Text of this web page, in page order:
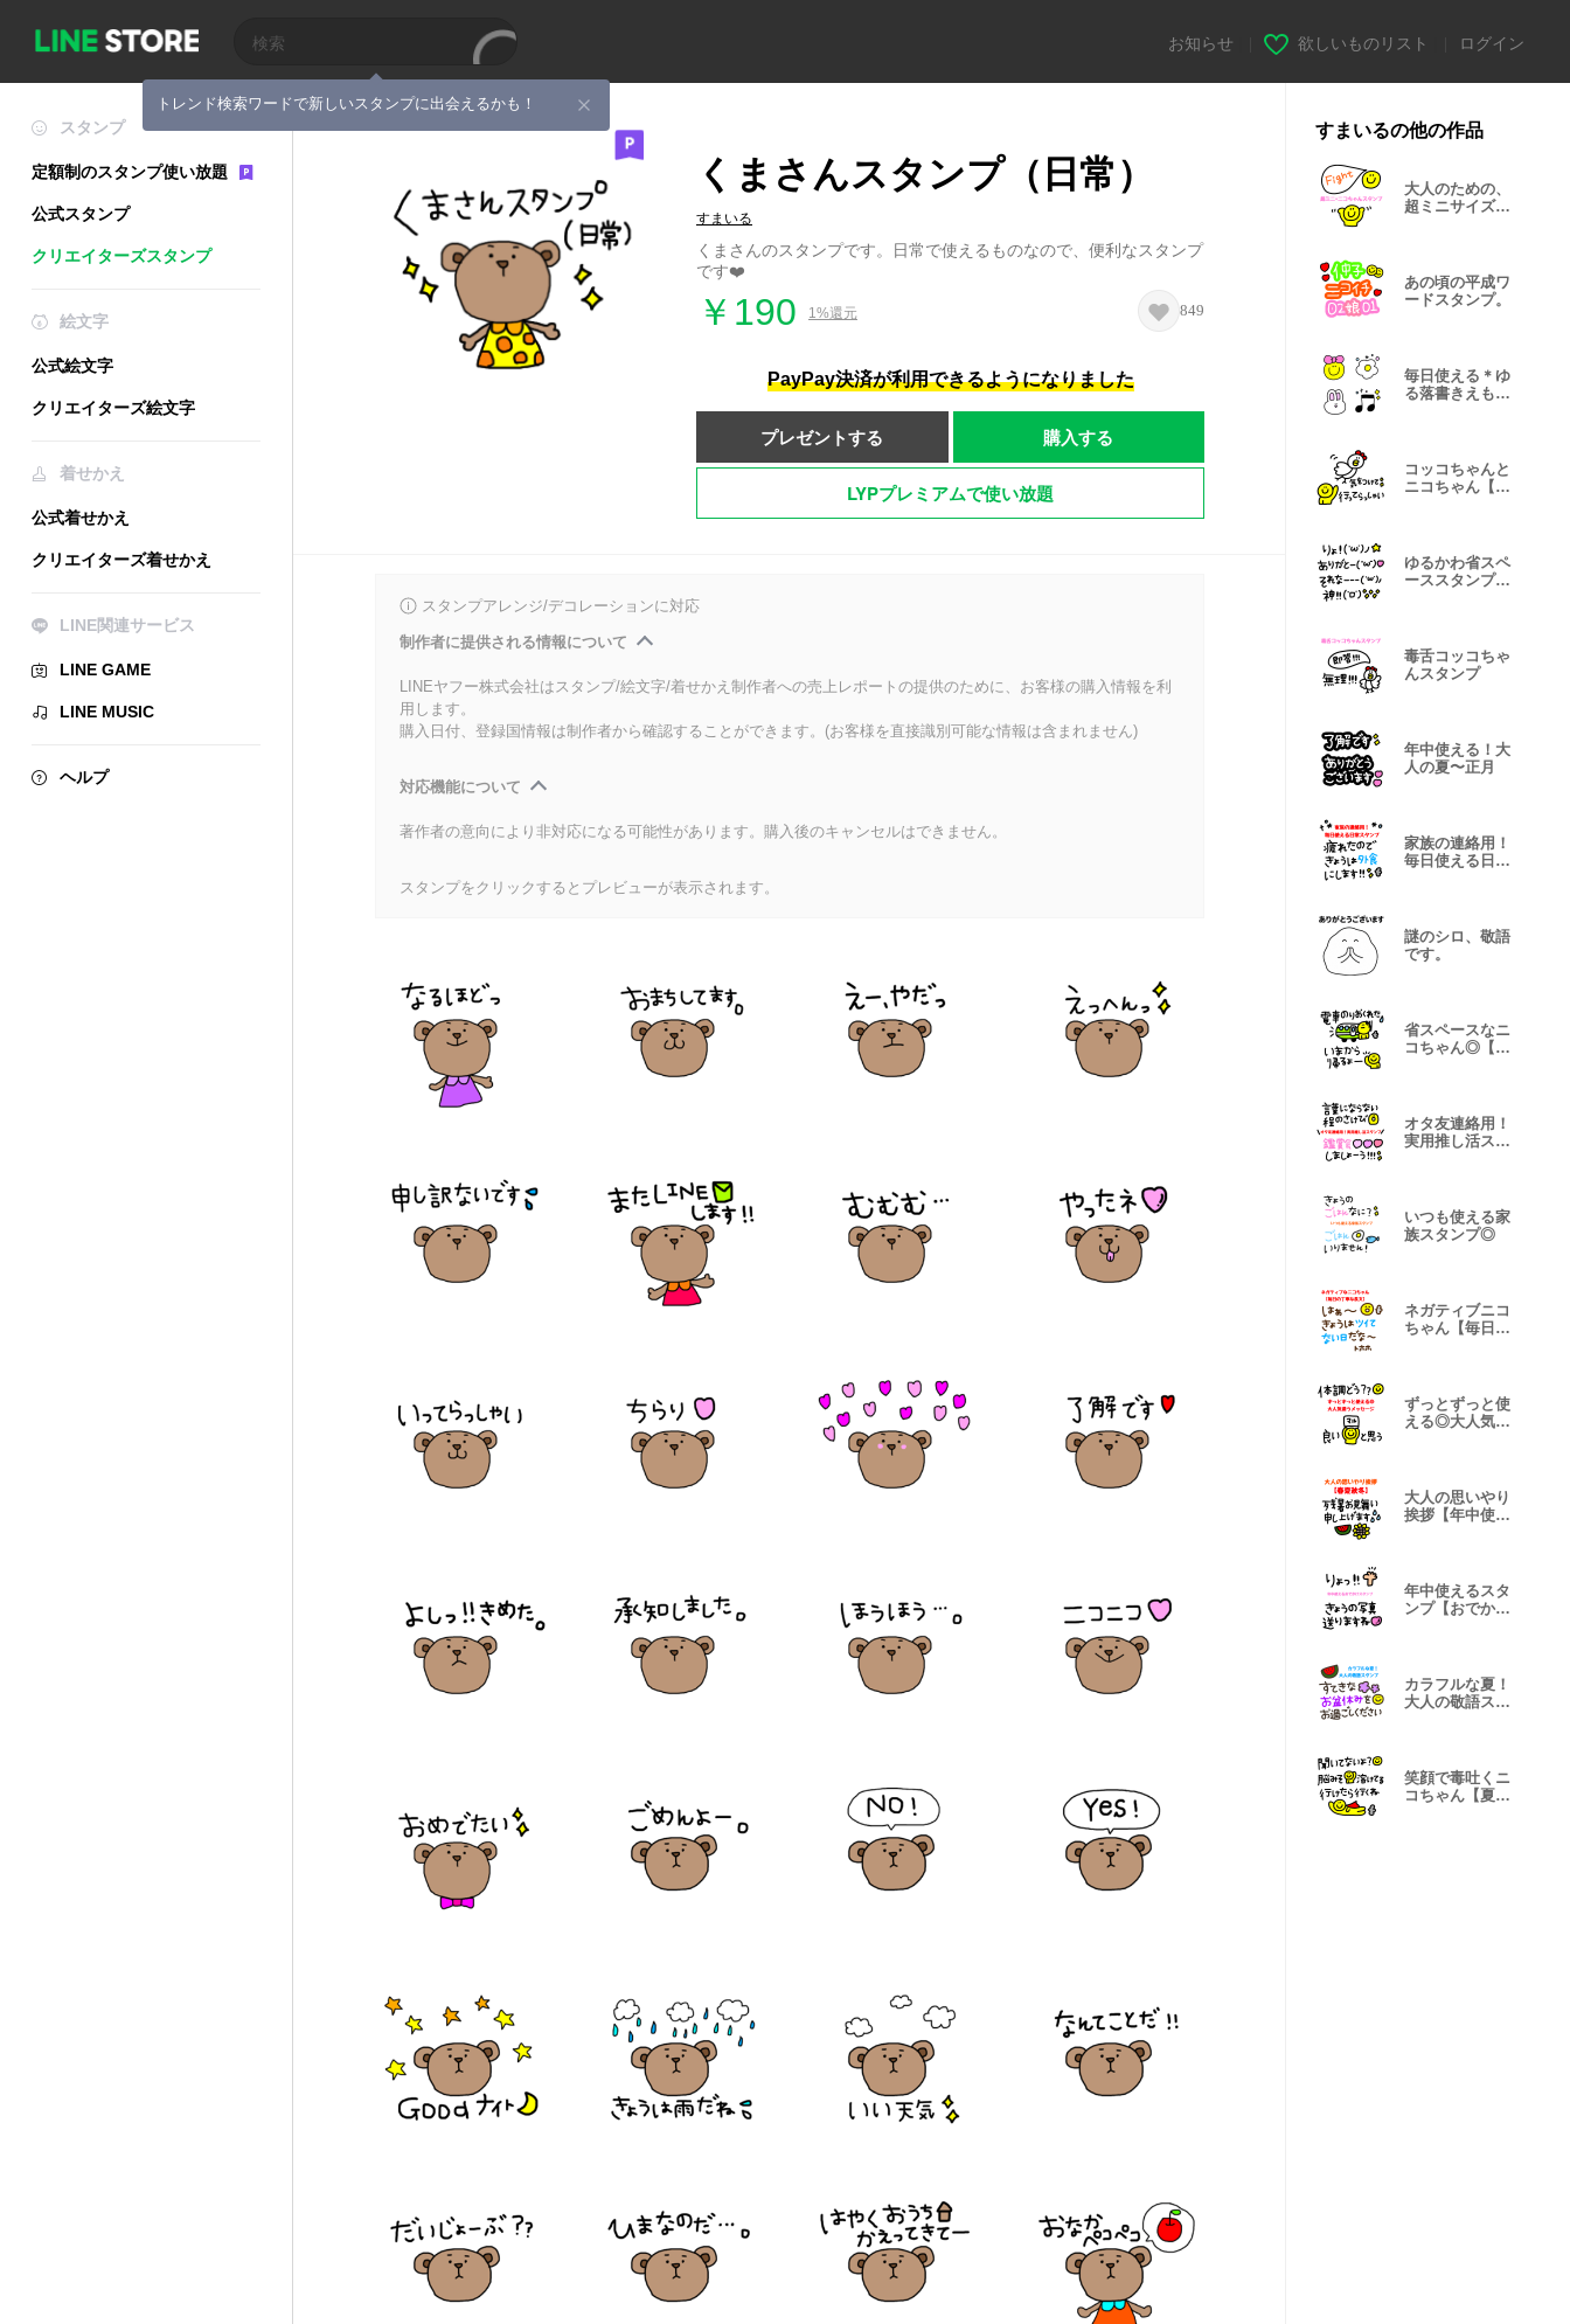
トレンド検索ワードで新しいスタンプに出会えるかも！
お知らせ 欲しいものリスト ログイン
スタンプ
定額制のスタンプ使い放題
公式スタンプ
クリエイターズスタンプ
絵文字
公式絵文字
クリエイターズ絵文字
着せかえ
公式着せかえ
クリエイターズ着せかえ
LINE関連サービス
LINE GAME
LINE MUSIC
ヘルプ
くまさんスタンプ（日常）
すまいる
くまさんのスタンプです。日常で使えるものなので、便利なスタンプ
です❤️
￥190 1%還元 849
PayPay決済が利用できるようになりました
プレゼントする 購入する
LYPプレミアムで使い放題
スタンプアレンジ/デコレーションに対応
制作者に提供される情報について
LINEヤフー株式会社はスタンプ/絵文字/着せかえ制作者への売上レポートの提供のために、お客様の購入情報を利
用します。
購入日付、登録国情報は制作者から確認することができます。(お客様を直接識別可能な情報は含まれません)
対応機能について
著作者の意向により非対応になる可能性があります。購入後のキャンセルはできません。
スタンプをクリックするとプレビューが表示されます。
すまいるの他の作品
大人のための、
超ミニサイズニ
あの頃の平成ワ
ードスタンプ。
毎日使える＊ゆ
る落書きえも
コッコちゃんと
ニコちゃん【日
ゆるかわ省スペ
ーススタンプ
毒舌コッコちゃ
んスタンプ
年中使える！大
人の夏〜正月
家族の連絡用！
毎日使える日常
謎のシロ、敬語
です。
省スペースなニ
コちゃん◎【毎
オタ友連絡用！
実用推し活スタ
いつも使える家
族スタンプ◎
ネガティブニコ
ちゃん【毎日の
ずっとずっと使
える◎大人気遣
大人の思いやり
挨拶【年中使え
年中使えるスタ
ンプ【おでかけ
カラフルな夏！
大人の敬語スタ
笑顔で毒吐くニ
コちゃん【夏＆